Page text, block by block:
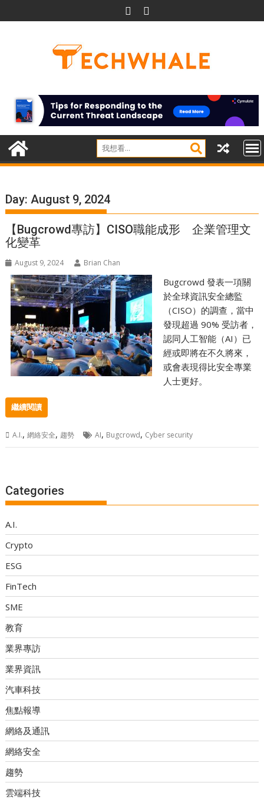
to
Day:August 9, 2024
【Bugcrowd專訪】CISO職能成形 企業管理文
化變革
August 9, 2024 Brian Chan
Bugcrowd 發表一項關
於全球資訊安全總監
（CISO）的調查，當中
發現超過 90% 受訪者，
認同人工智能（AI）已
經或即將在不久將來，
或會表現得比安全專業
人士更好。
繼續閱讀
A.I.,網絡安全, 趨勢 AI, Bugcrowd, Cyber security
Categories
A.I.
Crypto
ESG
FinTech
SME
教育
業界專訪
業界資訊
汽車科技
焦點報導
網絡及通訊
網絡安全
趨勢
雲端科技